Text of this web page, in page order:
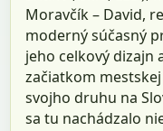
Moravčík – David,
moderný súčasný
jeho celkový dizajn
začiatkom
svojho druhu na
sa tu nachádzalo